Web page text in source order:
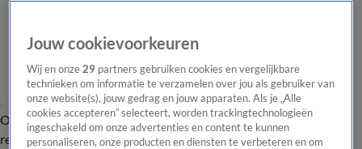
Overzicht Laatste nieuws Regionieuws Het beste van Hart
Tip de
redactie
Jouw cookievoorkeuren
Wij en onze29 partners gebruiken cookies en vergelijkbare
technieken om informatie te verzamelen over jou als gebruiker van
onze website(s), jouw gedrag en jouw apparaten. Als je „Alle
cookies accepteren” selecteert, worden trackingtechnologieën
ingeschakeld om onze advertenties en content te kunnen
personaliseren, onze producten en diensten te verbeteren en om